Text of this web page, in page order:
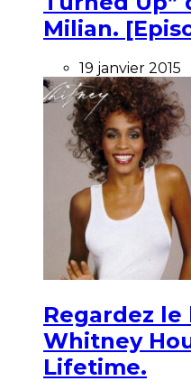
Milian.
19 janvier 2015
Regardez le
Whitney
Lifetime.